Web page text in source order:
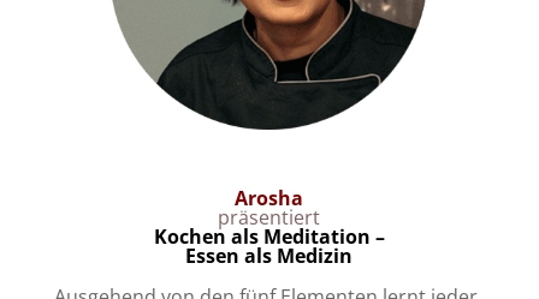
Arosha
präsentiert
Kochen als Meditation –
Essen als Medizin